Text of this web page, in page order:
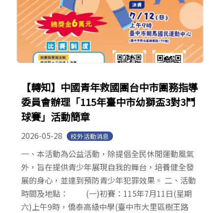
【轉知】中國青年救國團台中市團務指導
委員會辦理「115年臺中市幼獅盃3對3鬥
球賽」活動簡章
2026-05-28 校外活動消息
一、本活動為公益活動，除提倡全民休閒運動風氣
外，旨在提供青少年展現自我的舞台，培養健全發
展的身心，並達到預防青少年犯罪效果。 二、活動
時間及地點： (一)初賽：115年7月11日(星期
六)上午9時，僑泰高級中學(臺中市大里區樹王路